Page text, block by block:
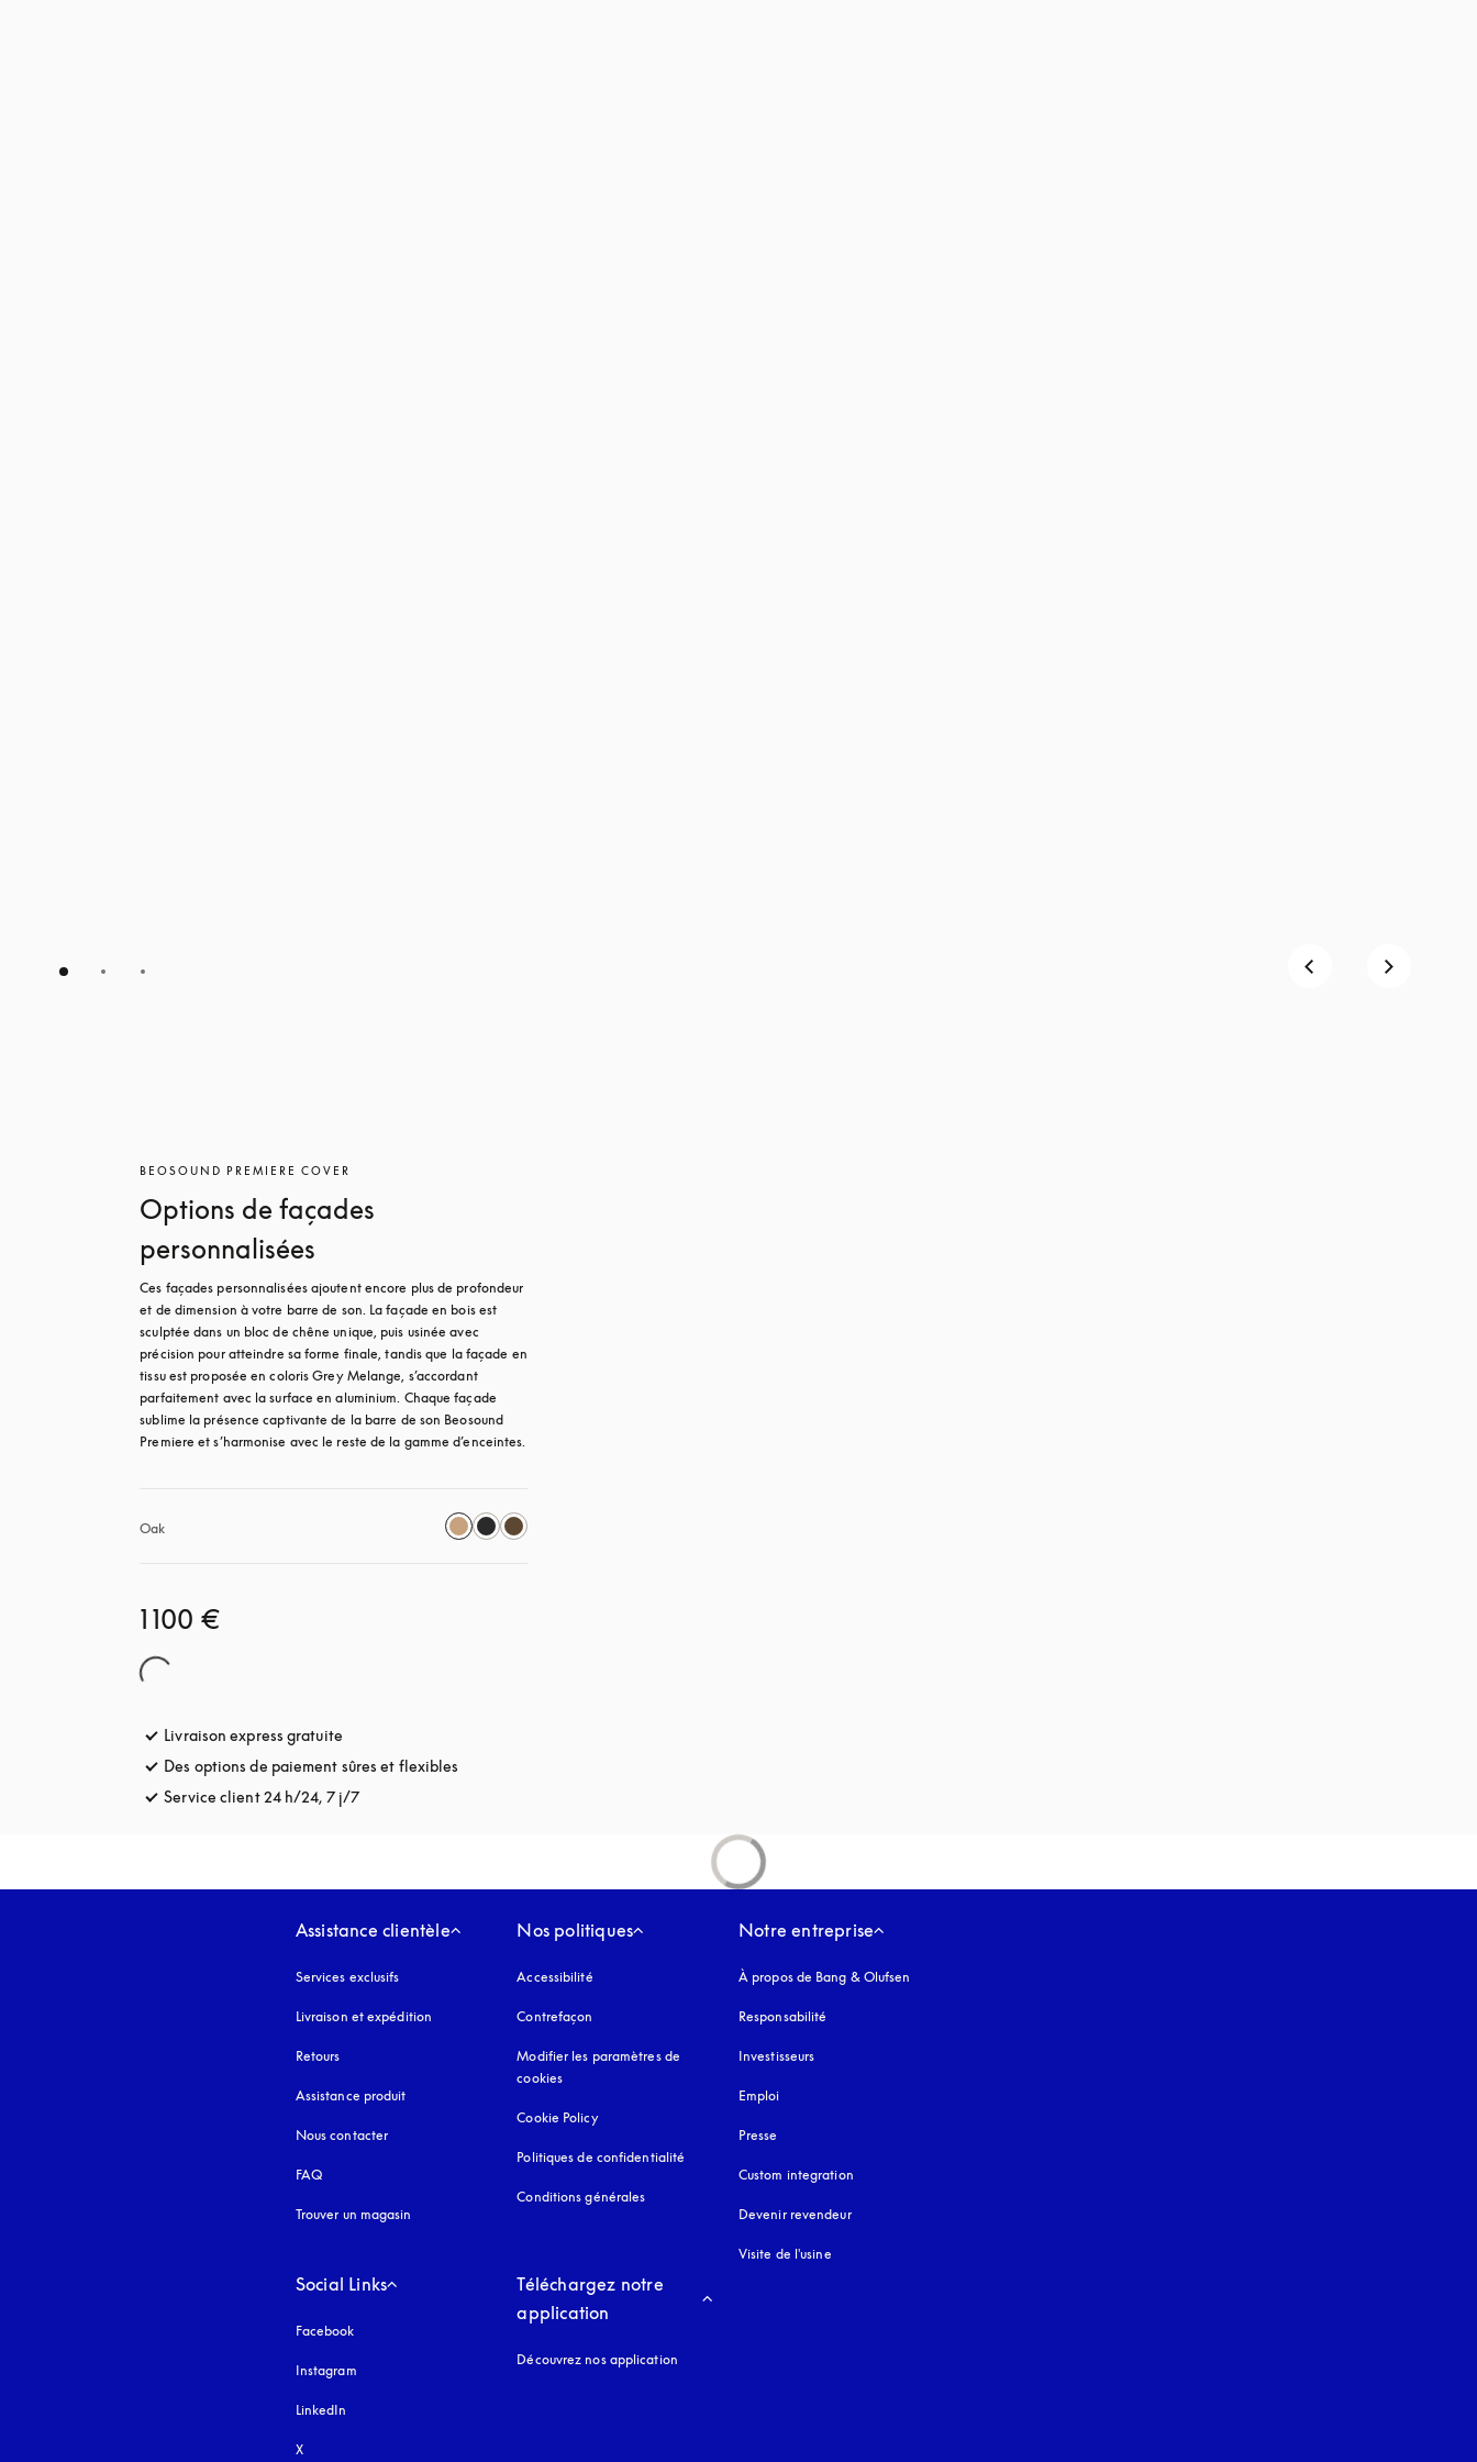
BEOSOUND PREMIERE COVER
Options de façades
personnalisées
Ces façades personnalisées ajoutent encore plus de profondeur
et de dimension à votre barre de son. La façade en bois est
sculptée dans un bloc de chêne unique, puis usinée avec
précision pour atteindre sa forme finale, tandis que la façade en
tissu est proposée en coloris Grey Melange, s’accordant
parfaitement avec la surface en aluminium. Chaque façade
sublime la présence captivante de la barre de son Beosound
Oak
1 100 €
Livraison express gratuite
Des options de paiement sûres et flexibles
Service client 24 h/24, 7 j/7
Assistance clientèle
Services exclusifs
Livraison et expédition
Retours
Assistance produit
Nous contacter
FAQ
Trouver un magasin
Nos politiques
Accessibilité s’ouvre dans un nouvel onglet
Contrefaçon s’ouvre dans un nouvel onglet
Modifier les paramètres de
cookies
Cookie Policys’ouvre dans un nouvel onglet
Politiques de confidentialité
Conditions générales
Notre entreprise
À propos de Bang & Olufsen
Responsabilité
Investisseurs
Emploi
Presse
Custom integration
Devenir revendeur
Visite de l'usine
Social Links
Facebook
Instagram
LinkedIn
X
Téléchargez notre
application
Découvrez nos application